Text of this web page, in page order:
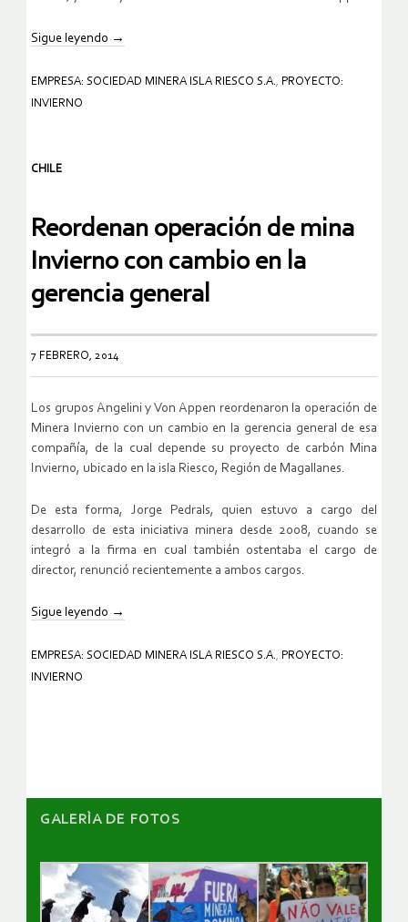
Sigue leyendo →
EMPRESA: SOCIEDAD MINERA ISLA RIESCO S.A., PROYECTO:
INVIERNO
CHILE
Reordenan operación de mina
Invierno con cambio en la
gerencia general
7 FEBRERO, 2014
Los grupos Angelini y Von Appen reordenaron la operación de
Minera Invierno con un cambio en la gerencia general de esa
compañía, de la cual depende su proyecto de carbón Mina
Invierno, ubicado en la isla Riesco, Región de Magallanes.
De esta forma, Jorge Pedrals, quien estuvo a cargo del
desarrollo de esta iniciativa minera desde 2008, cuando se
integró a la firma en cual también ostentaba el cargo de
director, renunció recientemente a ambos cargos.
Sigue leyendo →
EMPRESA: SOCIEDAD MINERA ISLA RIESCO S.A.
PROYECTO:
INVIERNO
GALERÌA DE FOTOS